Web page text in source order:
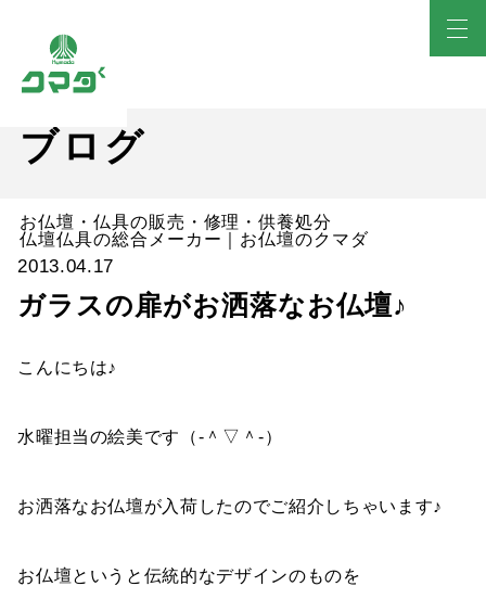
ブログ
お仏壇・仏具の販売・修理・供養処分
仏壇仏具の総合メーカー｜お仏壇のクマダ
2013.04.17
ガラスの扉がお洒落なお仏壇♪
こんにちは♪
水曜担当の絵美です（‐＾▽＾‐）
お洒落なお仏壇が入荷したのでご紹介しちゃいます♪
お仏壇というと伝統的なデザインのものを